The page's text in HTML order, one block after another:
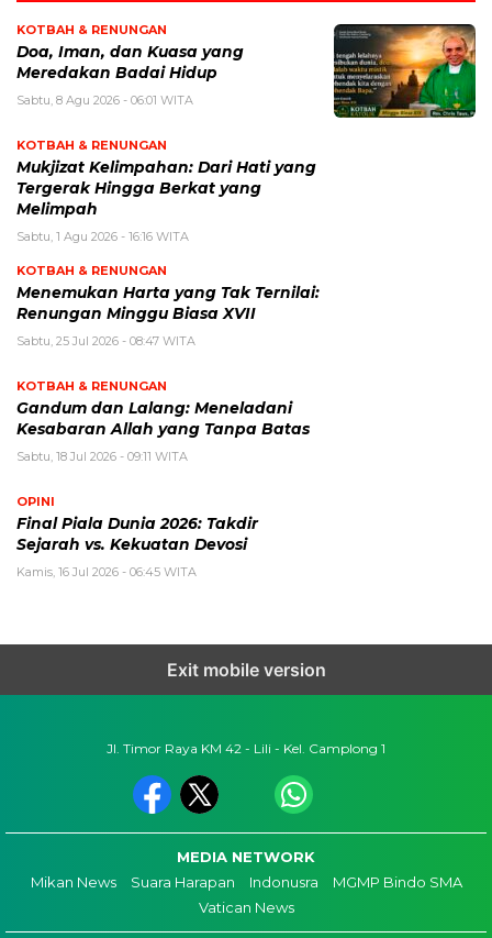
KOTBAH & RENUNGAN
​Doa, Iman, dan Kuasa yang
Meredakan Badai Hidup
Sabtu, 8 Agu 2026 - 06:01 WITA
KOTBAH & RENUNGAN
Mukjizat Kelimpahan: Dari Hati yang
Tergerak Hingga Berkat yang
Melimpah
Sabtu, 1 Agu 2026 - 16:16 WITA
KOTBAH & RENUNGAN
Menemukan Harta yang Tak Ternilai:
Renungan Minggu Biasa XVII
Sabtu, 25 Jul 2026 - 08:47 WITA
KOTBAH & RENUNGAN
Gandum dan Lalang: Meneladani
Kesabaran Allah yang Tanpa Batas
Sabtu, 18 Jul 2026 - 09:11 WITA
OPINI
Final Piala Dunia 2026: Takdir
Sejarah vs. Kekuatan Devosi
Kamis, 16 Jul 2026 - 06:45 WITA
Exit mobile version
Jl. Timor Raya KM 42 - Lili - Kel. Camplong 1
MEDIA NETWORK
Mikan News
Suara Harapan Indonusra
MGMP Bindo SMA
Vatican News